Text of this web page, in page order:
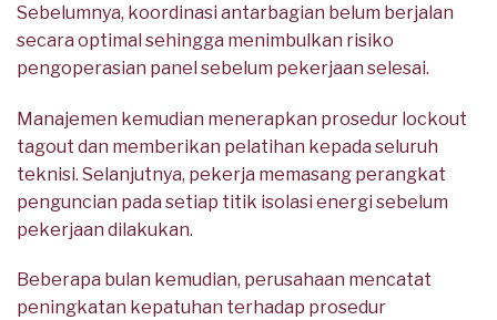
Sebelumnya, koordinasi antarbagian belum berjalan
secara optimal sehingga menimbulkan risiko
pengoperasian panel sebelum pekerjaan selesai.
Manajemen kemudian menerapkan prosedur lockout
tagout dan memberikan pelatihan kepada seluruh
teknisi. Selanjutnya, pekerja memasang perangkat
penguncian pada setiap titik isolasi energi sebelum
pekerjaan dilakukan.
Beberapa bulan kemudian, perusahaan mencatat
peningkatan kepatuhan terhadap prosedur